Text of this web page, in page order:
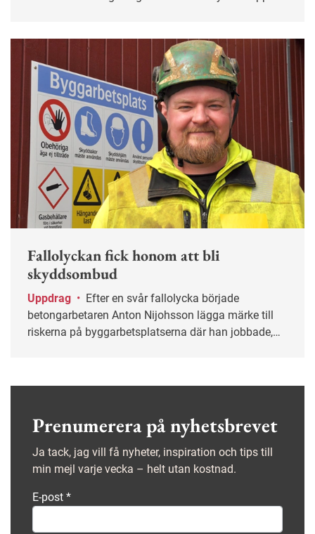
Fallolyckan fick honom att bli
skyddsombud
Uppdrag •
betongarbetaren Anton Nijohsson lägga märke till
riskerna på byggarbetsplatserna där han jobbade,
Prenumerera på nyhetsbrevet
Ja tack, jag vill få nyheter, inspiration och tips till
min mejl varje vecka – helt utan kostnad.
E-post *